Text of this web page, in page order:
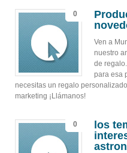
0
Ven a
nuestro
de
para esa
necesitas un regalo
marketing ¡Llámanos!
0
los